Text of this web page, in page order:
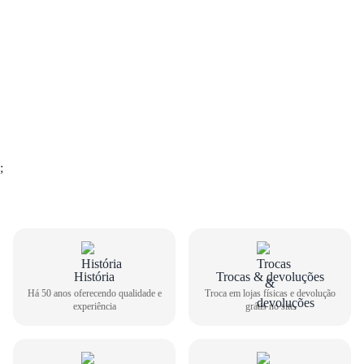
GUIA DE TAMANHOS
Sandália Salto Bloco Vero K Feminino 74150
;
História
Há 50 anos oferecendo qualidade e
experiência
Trocas & devoluções
Troca em lojas físicas e devolução
grátis no site